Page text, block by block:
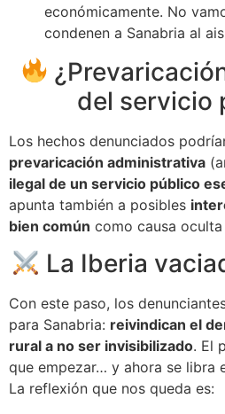
económicamente. No
condenen a Sanabria al
del servicio
Los hechos denunciados
prevaricación administrativa
ilegal de un servicio público
apunta también a posibles
bien común como causa
La Iberia
Con este paso, los
para Sanabria: reivindican el
rural a no ser invisibilizado. El
que empezar… y ahora se libra
La reflexión que nos queda es: